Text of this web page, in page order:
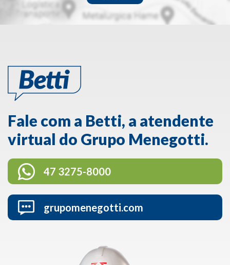
Fale com a Betti, a atendente
virtual do Grupo Menegotti.
47 3275-8000
grupomenegotti.com